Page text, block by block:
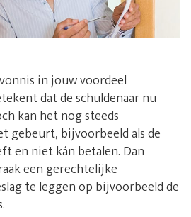
in jouw voordeel
dat de schuldenaar nu
kan het nog steeds
gebeurt, bijvoorbeeld als de
en niet kán betalen. Dan
een gerechtelijke
te leggen op bijvoorbeeld de